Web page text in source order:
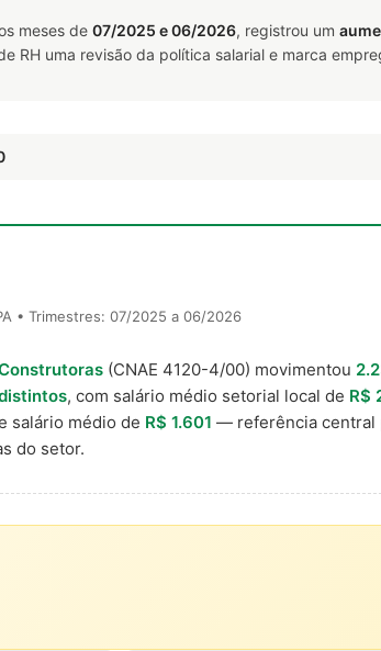
meses de 07/2025 e 06/2026, registrou um
RH uma revisão da política salarial e marca
• Trimestres: 07/2025 a 06/2026
(CNAE 4120-4/00) movimentou
, com salário médio setorial local de R$
salário médio de R$ 1.601 — referência central
do setor.